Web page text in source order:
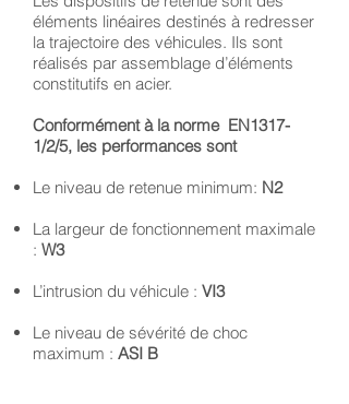
éléments linéaires destinés à redresser
la trajectoire des véhicules. Ils sont
réalisés par assemblage d’éléments
constitutifs en acier.
Conformément à la norme EN1317-
1/2/5, les performances sont
Le niveau de retenue minimum: N2
La largeur de fonctionnement maximale
: W3
L’intrusion du véhicule : VI3
Le niveau de sévérité de choc
maximum : ASI B